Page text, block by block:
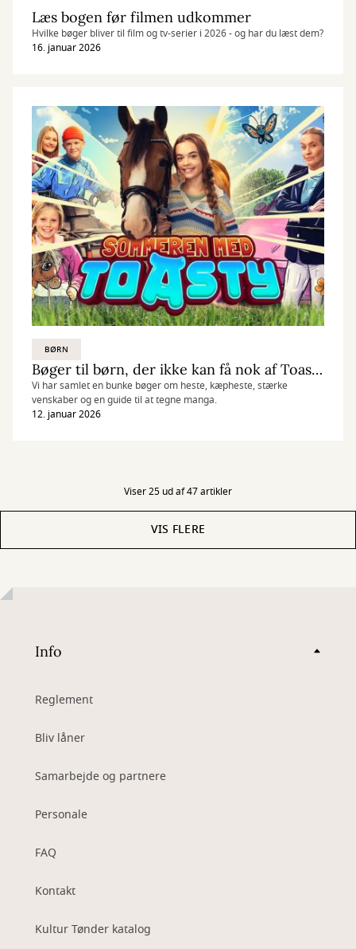
Læs bogen før filmen udkommer
Hvilke bøger bliver til film og tv-serier i 2026 - og har du læst dem?
16. januar 2026
BØRN
Bøger til børn, der ikke kan få nok af Toasty
Vi har samlet en bunke bøger om heste, kæpheste, stærke
venskaber og en guide til at tegne manga.
12. januar 2026
Viser 25 ud af 47 artikler
VIS FLERE
Info
Reglement
Bliv låner
Samarbejde og partnere
Personale
FAQ
Kontakt
Kultur Tønder katalog